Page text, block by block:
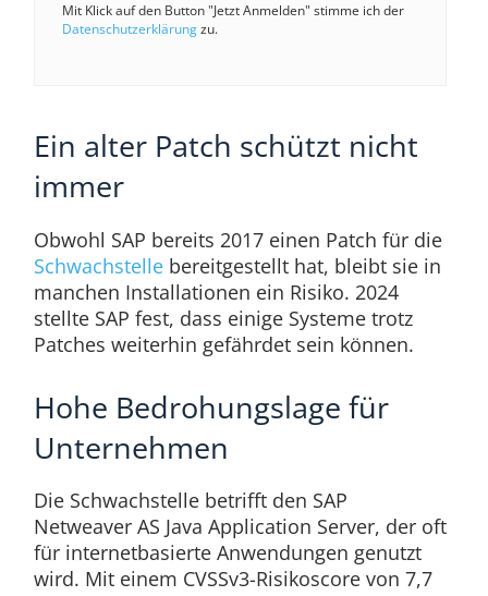
Mit Klick auf den Button "Jetzt Anmelden" stimme ich der
Datenschutzerklärungzu.
Ein alter Patch schützt nicht
immer
Obwohl SAP bereits 2017 einen Patch für die
Schwachstellebereitgestellt hat, bleibt sie in
manchen Installationen ein Risiko. 2024
stellte SAP fest, dass einige Systeme trotz
Patches weiterhin gefährdet sein können.
Hohe Bedrohungslage für
Unternehmen
Die Schwachstelle betrifft den SAP
Netweaver AS Java Application Server, der oft
für internetbasierte Anwendungen genutzt
wird. Mit einem CVSSv3-Risikoscore von 7,7